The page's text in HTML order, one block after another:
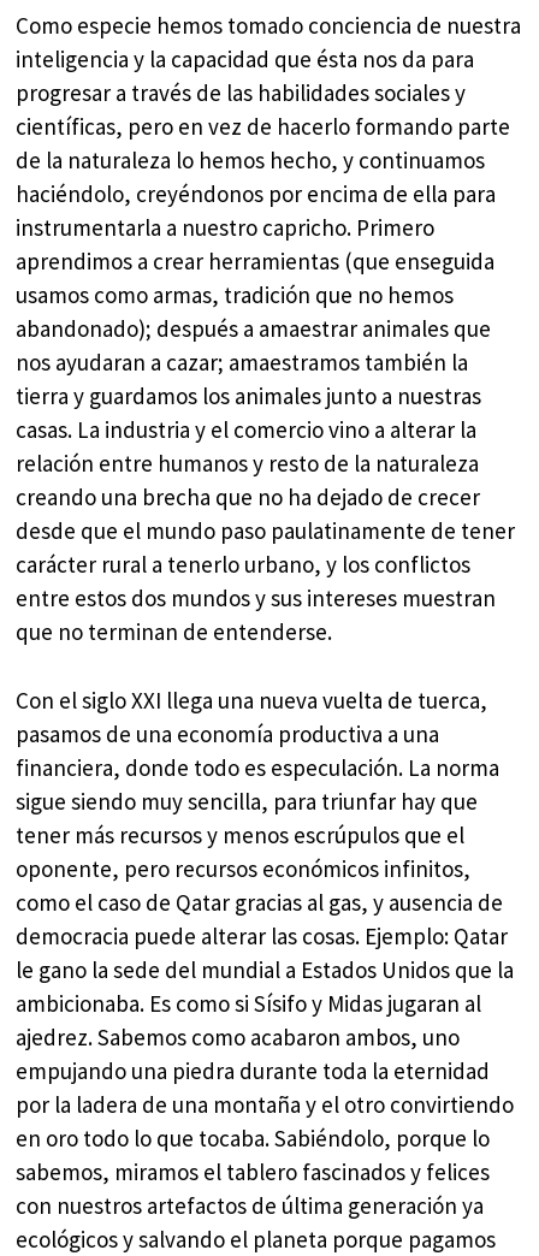
Como especie hemos tomado conciencia de nuestra
inteligencia y la capacidad que ésta nos da para
progresar a través de las habilidades sociales y
científicas, pero en vez de hacerlo formando parte
de la naturaleza lo hemos hecho, y continuamos
haciéndolo, creyéndonos por encima de ella para
instrumentarla a nuestro capricho. Primero
aprendimos a crear herramientas (que enseguida
usamos como armas, tradición que no hemos
abandonado); después a amaestrar animales que
nos ayudaran a cazar; amaestramos también la
tierra y guardamos los animales junto a nuestras
casas. La industria y el comercio vino a alterar la
relación entre humanos y resto de la naturaleza
creando una brecha que no ha dejado de crecer
desde que el mundo paso paulatinamente de tener
carácter rural a tenerlo urbano, y los conflictos
entre estos dos mundos y sus intereses muestran
que no terminan de entenderse.
Con el siglo XXI llega una nueva vuelta de tuerca,
pasamos de una economía productiva a una
financiera, donde todo es especulación. La norma
sigue siendo muy sencilla, para triunfar hay que
tener más recursos y menos escrúpulos que el
oponente, pero recursos económicos infinitos,
como el caso de Qatar gracias al gas, y ausencia de
democracia puede alterar las cosas. Ejemplo: Qatar
le gano la sede del mundial a Estados Unidos que la
ambicionaba. Es como si Sísifo y Midas jugaran al
ajedrez. Sabemos como acabaron ambos, uno
empujando una piedra durante toda la eternidad
por la ladera de una montaña y el otro convirtiendo
en oro todo lo que tocaba. Sabiéndolo, porque lo
sabemos, miramos el tablero fascinados y felices
con nuestros artefactos de última generación ya
ecológicos y salvando el planeta porque pagamos